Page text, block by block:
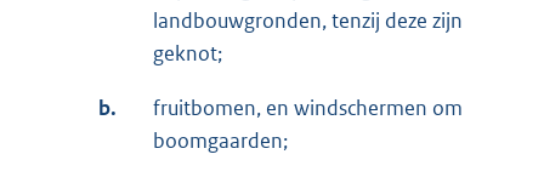
landbouwgronden, tenzij deze zijn
geknot;
b.
fruitbomen, en windschermen om
boomgaarden;